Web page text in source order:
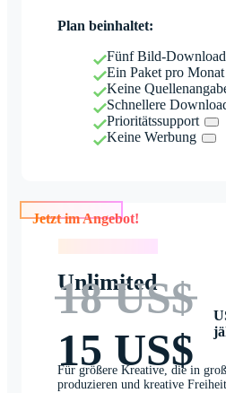
Plan beinhaltet:
Fünf Bild-
Ein Paket pro Monat
Keine
Schnellere
Prioritätssupport
Keine Werbung
Jetzt im Angebot!
Unlimited
18 US$
15 US$
Für größere Kreative, die in
produzieren und kreative